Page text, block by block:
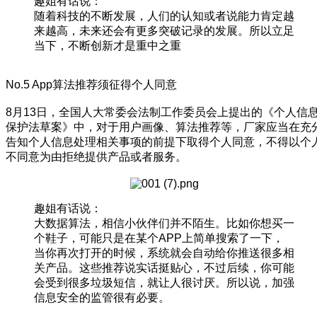
随着科技的不断发展，人们的认知或者说能力肯定越
来越高，未来还会有更多突破记录的发展。所以立足
当下，不断创新才是重中之重
No.5 App算法推荐须征得个人同意
8月13日，全国人大常委会法制工作委员会上提出的《个人信
保护法草案》中，对于用户画像、算法推荐等，厂家应当在充
告知个人信息处理相关事项的前提下取得个人同意，不得以个
不同意为由拒绝提供产品或者服务。
趣姐有话说：
大数据算法，相信小伙伴们并不陌生。比如你想买一
个鞋子，可能只是在某个APP上简单搜索了一下，
当你再次打开的时候，系统就会自动给你推送很多相
关产品。这些推荐说实话挺贴心，不过后续，你可能
会受到很多垃圾短信，就让人很讨厌。所以说，加强
信息安全的监管很有必要。